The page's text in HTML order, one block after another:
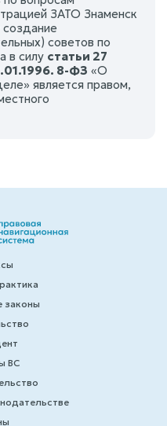
ЗАТО Знаменск
создание
советов по
в силу статьи 27
8-ФЗ «О
является правом,
законы
ВС